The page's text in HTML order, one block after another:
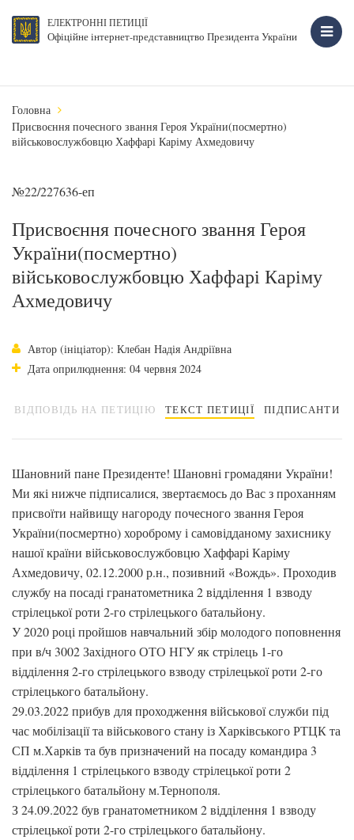
ЕЛЕКТРОННІ ПЕТИЦІЇ
Офіційне інтернет-представництво Президента України
Головна
Присвоєння почесного звання Героя України(посмертно)
військовослужбовцю Хаффарі Каріму Ахмедовичу
№22/227636-еп
Присвоєння почесного звання Героя
України(посмертно)
військовослужбовцю Хаффарі Каріму
Ахмедовичу
Автор (ініціатор): Клебан Надія Андріївна
Дата оприлюднення: 04 червня 2024
ВІДПОВІДЬ НА ПЕТИЦІЮ ТЕКСТ ПЕТИЦІЇ ПІДПИСАНТИ
Шановний пане Президенте! Шановні громадяни України!
Ми які нижче підписалися, звертаємось до Вас з проханням
присвоїти найвищу нагороду почесного звання Героя
України(посмертно) хороброму і самовідданому захиснику
нашої країни військовослужбовцю Хаффарі Каріму
Ахмедовичу, 02.12.2000 р.н., позивний «Вождь». Проходив
службу на посаді гранатометника 2 відділення 1 взводу
стрілецької роти 2-го стрілецького батальйону.
У 2020 році пройшов навчальний збір молодого поповнення
при в/ч 3002 Західного ОТО НГУ як стрілець 1-го
відділення 2-го стрілецького взводу стрілецької роти 2-го
стрілецького батальйону.
29.03.2022 прибув для проходження військової служби під
час мобілізації та військового стану із Харківського РТЦК та
СП м.Харків та був призначений на посаду командира 3
відділення 1 стрілецького взводу стрілецької роти 2
стрілецького батальйону м.Тернополя.
З 24.09.2022 був гранатометником 2 відділення 1 взводу
стрілецької роти 2-го стрілецького батальйону.